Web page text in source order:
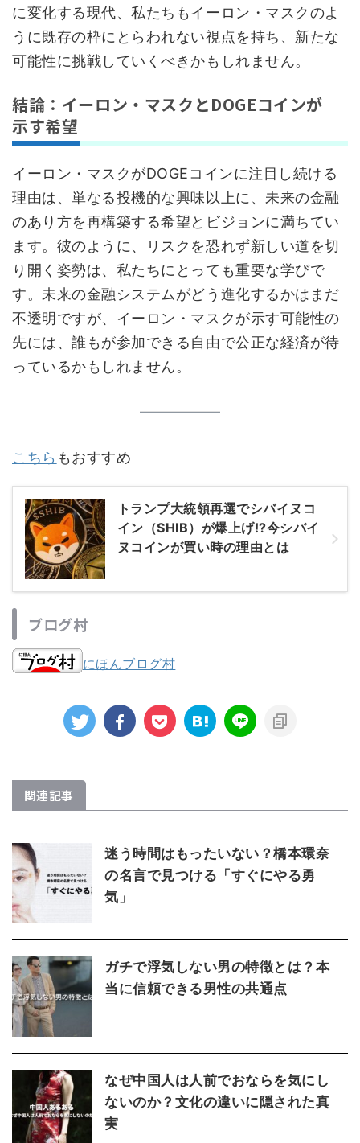
に変化する現代、私たちもイーロン・マスクのよ
うに既存の枠にとらわれない視点を持ち、新たな
可能性に挑戦していくべきかもしれません。
結論：イーロン・マスクとDOGEコインが
示す希望
イーロン・マスクがDOGEコインに注目し続ける
理由は、単なる投機的な興味以上に、未来の金融
のあり方を再構築する希望とビジョンに満ちてい
ます。彼のように、リスクを恐れず新しい道を切
り開く姿勢は、私たちにとっても重要な学びで
す。未来の金融システムがどう進化するかはまだ
不透明ですが、イーロン・マスクが示す可能性の
先には、誰もが参加できる自由で公正な経済が待
っているかもしれません。
こちら もおすすめ
トランプ大統領再選でシバイヌコ
イン（SHIB）が爆上げ!?今シバイ
ヌコインが買い時の理由とは
ブログ村
にほんブログ村
関連記事
迷う時間はもったいない？橋本環奈
の名言で見つける「すぐにやる勇
気」
ガチで浮気しない男の特徴とは？本
当に信頼できる男性の共通点
なぜ中国人は人前でおならを気にし
ないのか？文化の違いに隠された真
実